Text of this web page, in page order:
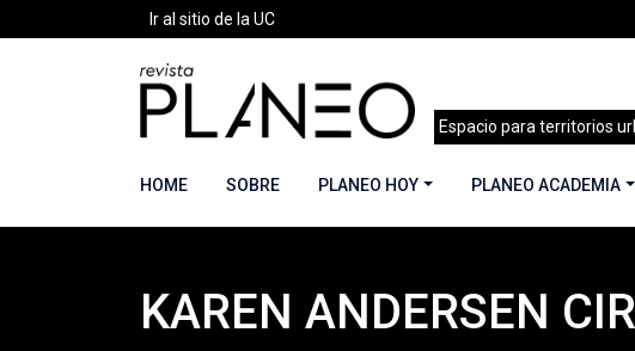
Ir al sitio de la UC
Espacio para territorios
HOME SOBRE PLANEO HOY PLANEO ACADEMIA
Portada »Planeo Hoy» COLABORADORES» Karen
KAREN ANDERSEN